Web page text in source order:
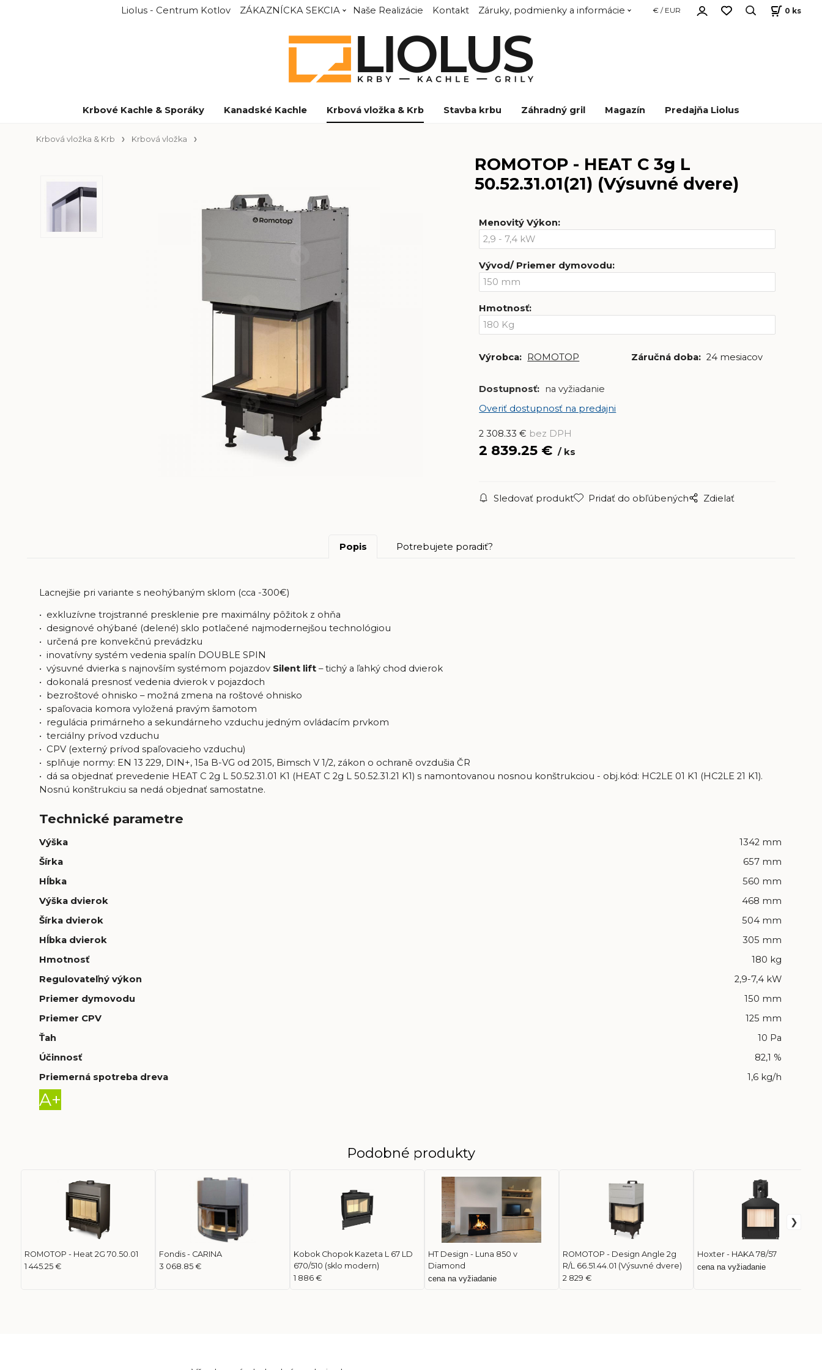
Liolus - Centrum Kotlov ZÁKAZNÍCKA SEKCIA Naše Realizácie Kontakt Záruky, podmienky a informácie € / EUR 0 ks
Krbové Kachle & Sporáky Kanadské Kachle Krbová vložka & Krb Stavba krbu Záhradný gril Magazín Predajňa Liolus
Krbová vložka & Krb Krbová vložka
ROMOTOP - HEAT C 3g L
50.52.31.01(21) (Výsuvné dvere)
Menovitý Výkon:
Vývod/ Priemer dymovodu:
Hmotnosť:
Výrobca: ROMOTOP Záručná doba: 24 mesiacov
Dostupnosť: na vyžiadanie
Overiť dostupnosť na predajni
2 308.33 € bez DPH
2 839.25 € ks
Sledovať produkt Pridať do obľúbených Zdielať
Popis Potrebujete poradiť?
Lacnejšie pri variante s neohýbaným sklom (cca -300€)
• exkluzívne trojstranné presklenie pre maximálny pôžitok z ohňa
• designové ohýbané (delené) sklo potlačené najmodernejšou technológiou
• určená pre konvekčnú prevádzku
• inovatívny systém vedenia spalín DOUBLE SPIN
• výsuvné dvierka s najnovším systémom pojazdov Silent lift– tichý a ľahký chod dvierok
• dokonalá presnosť vedenia dvierok v pojazdoch
• bezroštové ohnisko – možná zmena na roštové ohnisko
• spaľovacia komora vyložená pravým šamotom
• regulácia primárneho a sekundárneho vzduchu jedným ovládacím prvkom
• terciálny prívod vzduchu
• CPV (externý prívod spaľovacieho vzduchu)
• splňuje normy: EN 13 229, DIN+, 15a B-VG od 2015, Bimsch V 1/2, zákon o ochraně ovzdušia ČR
• dá sa objednať prevedenie HEAT C 2g L 50.52.31.01 K1 (HEAT C 2g L 50.52.31.21 K1) s namontovanou nosnou konštrukciou - obj.kód: HC2LE 01 K1 (HC2LE 21 K1).
Nosnú konštrukciu sa nedá objednať samostatne.
Technické parametre
Výška
1342 mm
Šírka
657 mm
Hĺbka
560 mm
Výška dvierok
468 mm
Šírka dvierok
504 mm
Hĺbka dvierok
305 mm
Hmotnosť
180 kg
Regulovateľný výkon
2,9-7,4 kW
Priemer dymovodu
150 mm
Priemer CPV
125 mm
Ťah
10 Pa
Účinnosť
82,1 %
Priemerná spotreba dreva
1,6 kg/h
A+
Podobné produkty
ROMOTOP - Heat 2G 70.50.01
1 445.25 €
Fondis - CARINA
3 068.85 €
Kobok Chopok Kazeta L 67 LD
670/510 (sklo modern)
1 886 €
HT Design - Luna 850 v
Diamond
cena na vyžiadanie
ROMOTOP - Design Angle 2g
R/L 66.51.44.01 (Výsuvné dvere)
2 829 €
Hoxter - HAKA 78/57
cena na vyžiadanie